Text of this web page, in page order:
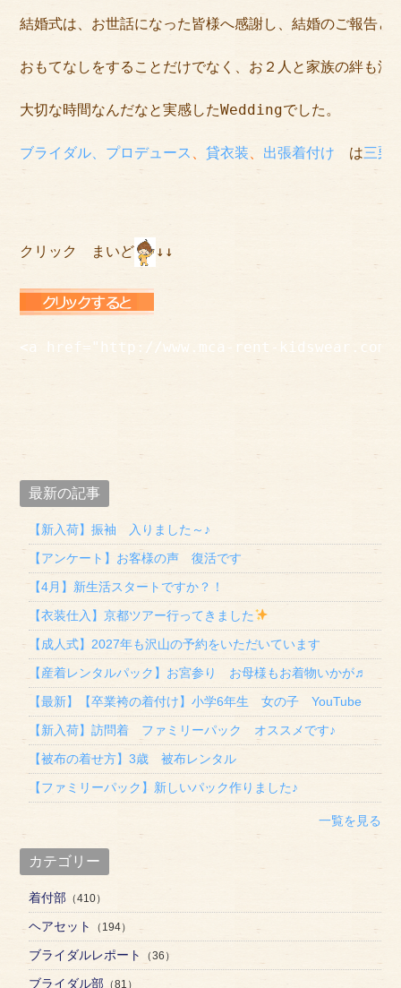
結婚式は、お世話になった皆様へ感謝し、結婚のご報告と
おもてなしをすることだけでなく、お２人と家族の絆も深
大切な時間なんだなと実感したWeddingでした。
ブライダル、プロデュース 、貸衣装 出張着付け は三栗
クリック　まいど ↓↓
<a href="http://www.mca-rent-
最新の記事
【新入荷】振袖 入りました～♪
【アンケート】お客様の声 復活です
【4月】新生活スタートですか？！
【衣装仕入】京都ツアー行ってきました
【成人式】2027年も沢山の予約をいただいています
【産着レンタルパック】お宮参り お母様もお着物いかが♬
【最新】【卒業袴の着付け】小学6年生 女の子 YouTube
【新入荷】訪問着 ファミリーパック オススメです♪
【被布の着せ方】3歳 被布レンタル
【ファミリーパック】新しいパック作りました♪
一覧を見る
カテゴリー
着付部 （410）
ヘアセット （194）
ブライダルレポート （36）
ブライダル部 （81）